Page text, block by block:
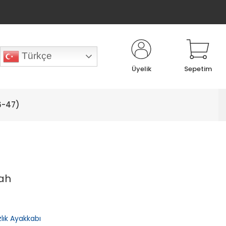
Türkçe
Üyelik Sepetim
47)
Ayakkabı